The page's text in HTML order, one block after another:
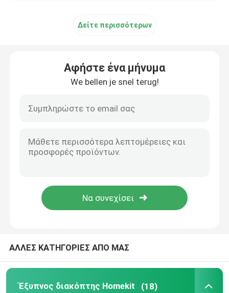
Περίπου εμείς
Δείτε περισσότερων
Αφήστε ένα μήνυμα
We bellen je snel terug!
ΑΛΛΕΣ ΚΑΤΗΓΟΡΙΕΣ ΑΠΟ ΜΑΣ
Έξυπνος διακόπτης Homekit (18)